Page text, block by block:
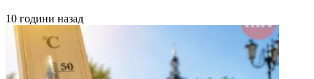
10 години назад